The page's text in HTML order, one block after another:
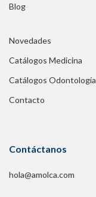
Blog
Novedades
Catálogos Medicina
Catálogos Odontología
Contacto
Contáctanos
hola@amolca.com